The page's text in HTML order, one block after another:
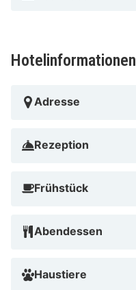
Hotelinformationen
Adresse
Rezeption
Frühstück
Abendessen
Haustiere